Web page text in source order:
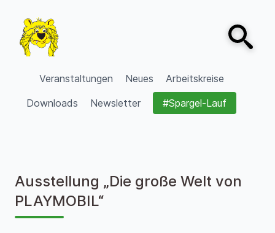
VVV Burgdorf
Veranstaltungen Neues
Arbeitskreise
Downloads
Newsletter #Spargel-Lauf
Open
Ausstellung „Die große Welt von
PLAYMOBIL“